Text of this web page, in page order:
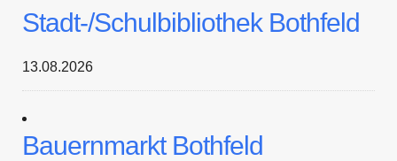
Stadt-/Schulbibliothek Bothfeld
13.08.2026
Bauernmarkt Bothfeld